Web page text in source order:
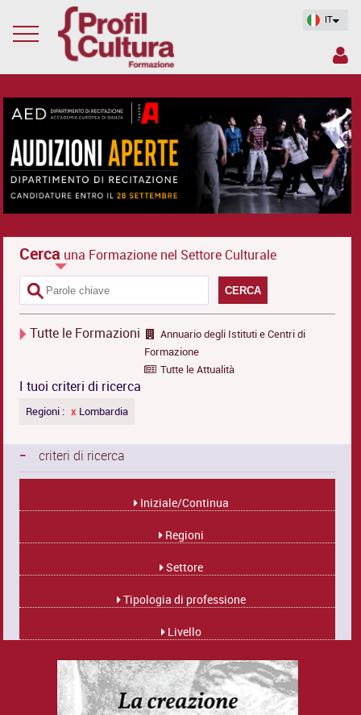
IT
Cerca una Formazione nel Settore Culturale
CERCA
Tutte le Formazioni
Annuario degli Istituti e Centri di
Formazione
Tutte le Attualità
I tuoi criteri di ricerca
Regioni : x Lombardia
- criteri di ricerca
Iniziale/Continua
Regioni
Settore
Tipologia di professione
Livello